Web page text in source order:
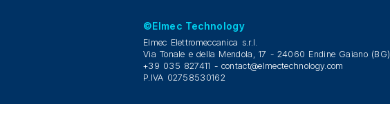
©Elmec Technology
Elmec Elettromeccanica s.r.l.
Via Tonale e della Mendola, 17 - 24060 Endine Gaiano (BG)
+39 035 827411 - contact@elmectechnology.com
P.IVA 02758530162